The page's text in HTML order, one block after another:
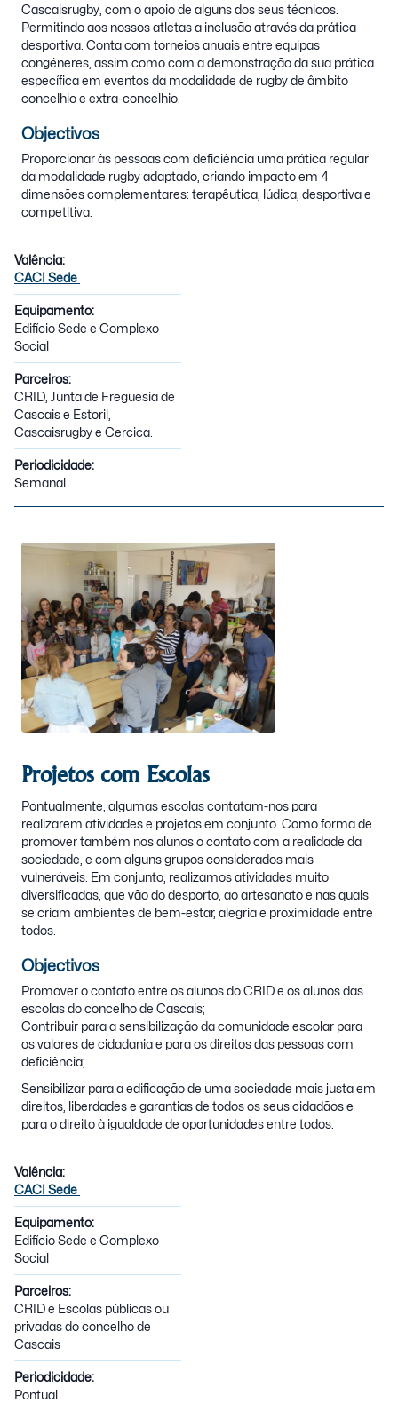
Cascaisrugby, com o apoio de alguns dos seus técnicos.
Permitindo aos nossos atletas a inclusão através da prática
desportiva. Conta com torneios anuais entre equipas
congéneres, assim como com a demonstração da sua prática
específica em eventos da modalidade de rugby de âmbito
concelhio e extra-concelhio.
Objectivos
Proporcionar às pessoas com deficiência uma prática regular
da modalidade rugby adaptado, criando impacto em 4
dimensões complementares: terapêutica, lúdica, desportiva e
competitiva.
Valência:
CACI Sede
Equipamento:
Edifício Sede e Complexo
Social
Parceiros:
CRID, Junta de Freguesia de
Cascais e Estoril,
Cascaisrugby e Cercica.
Periodicidade:
Semanal
Projetos com Escolas
Pontualmente, algumas escolas contatam-nos para
realizarem atividades e projetos em conjunto. Como forma de
promover também nos alunos o contato com a realidade da
sociedade, e com alguns grupos considerados mais
vulneráveis. Em conjunto, realizamos atividades muito
diversificadas, que vão do desporto, ao artesanato e nas quais
se criam ambientes de bem-estar, alegria e proximidade entre
todos.
Objectivos
Promover o contato entre os alunos do CRID e os alunos das
escolas do concelho de Cascais;
Contribuir para a sensibilização da comunidade escolar para
os valores de cidadania e para os direitos das pessoas com
deficiência;
Sensibilizar para a edificação de uma sociedade mais justa em
direitos, liberdades e garantias de todos os seus cidadãos e
para o direito à igualdade de oportunidades entre todos.
Valência:
CACI Sede
Equipamento:
Edifício Sede e Complexo
Social
Parceiros:
CRID e Escolas públicas ou
privadas do concelho de
Cascais
Periodicidade:
Pontual